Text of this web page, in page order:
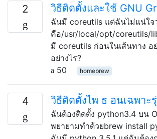
2 วิธีติดตั้งและใช้ GNU
ฉันมี coreutils แต่ฉันไม่แน่ใจ
คือ/usr/local/opt/coreutils/
มี coreutils ก่อนในเส้นทาง อ
อย่างไร?
50
homebrew
4 วิธีติดตั้งไพ ธ อนเฉพาะ
ฉันต้องติดตั้ง python3.4 บน
พยายามทำด้วยbrew install